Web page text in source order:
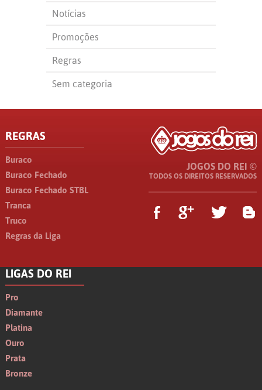
Notícias
Promoções
Regras
Sem categoria
REGRAS
Buraco
Buraco Fechado
Buraco Fechado STBL
Tranca
Truco
Regras da Liga
LIGAS DO REI
Pro
Diamante
Platina
Ouro
Prata
Bronze
JOGOS DO REI ©
TODOS OS DIREITOS RESERVADOS